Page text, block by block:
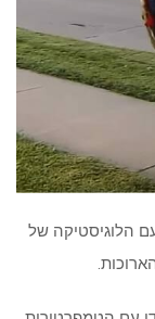
הלוגיסטיקה של